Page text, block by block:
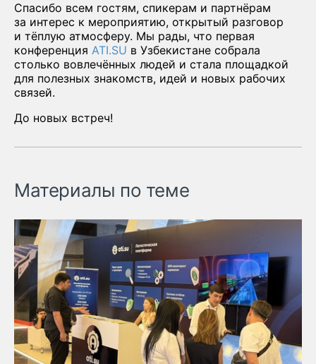
Спасибо всем гостям, спикерам и партнёрам
за интерес к мероприятию, открытый разговор
и тёплую атмосферу. Мы рады, что первая
конференция ATI.SU в Узбекистане собрала
столько вовлечённых людей и стала площадкой
для полезных знакомств, идей и новых рабочих
связей.
До новых встреч!
Материалы по теме